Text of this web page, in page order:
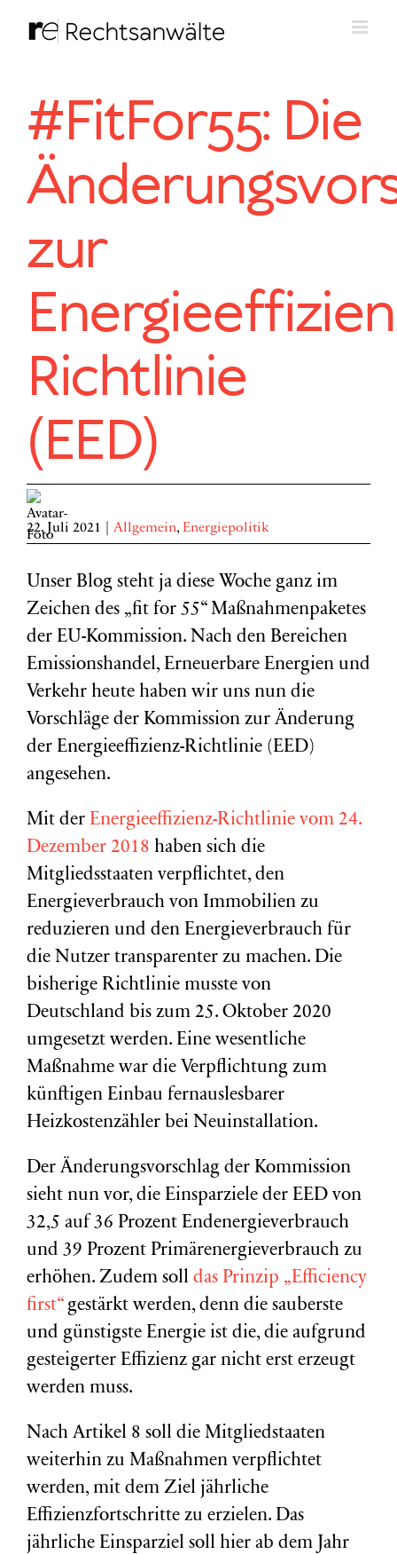
Inhalt
#FitFor55: Die
zur
Richtlinie
(EED)
22. Juli 2021 Allgemein, Energiepolitik
Unser Blog steht ja diese Woche ganz im
Zeichen des „fit for 55“ Maßnahmenpaketes
der EU-Kommission. Nach den Bereichen
Emissionshandel, Erneuerbare Energien und
Verkehr heute haben wir uns nun die
Vorschläge der Kommission zur Änderung
der Energieeffizienz-Richtlinie (EED)
angesehen.
Mit der Energieeffizienz-Richtlinie vom 24.
Dezember 2018 haben sich die
Mitgliedsstaaten verpflichtet, den
Energieverbrauch von Immobilien zu
reduzieren und den Energieverbrauch für
die Nutzer transparenter zu machen. Die
bisherige Richtlinie musste von
Deutschland bis zum 25. Oktober 2020
umgesetzt werden. Eine wesentliche
Maßnahme war die Verpflichtung zum
künftigen Einbau fernauslesbarer
Heizkostenzähler bei Neuinstallation.
Der Änderungsvorschlag der Kommission
sieht nun vor, die Einsparziele der EED von
32,5 auf 36 Prozent Endenergieverbrauch
und 39 Prozent Primärenergieverbrauch zu
erhöhen. Zudem soll das Prinzip „Efficiency
first“gestärkt werden, denn die sauberste
und günstigste Energie ist die, die aufgrund
gesteigerter Effizienz gar nicht erst erzeugt
werden muss.
Nach Artikel 8 soll die Mitgliedstaaten
weiterhin zu Maßnahmen verpflichtet
werden, mit dem Ziel jährliche
Effizienzfortschritte zu erzielen. Das
jährliche Einsparziel soll hier ab dem Jahr